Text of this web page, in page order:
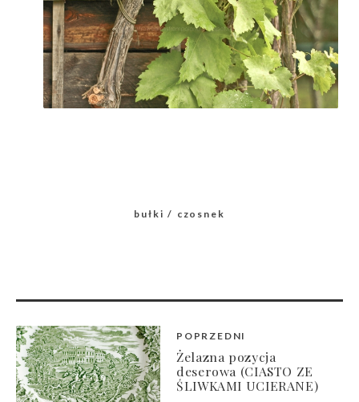
bułki czosnek
POPRZEDNI
Żelazna pozycja
deserowa (CIASTO ZE
ŚLIWKAMI UCIERANE)